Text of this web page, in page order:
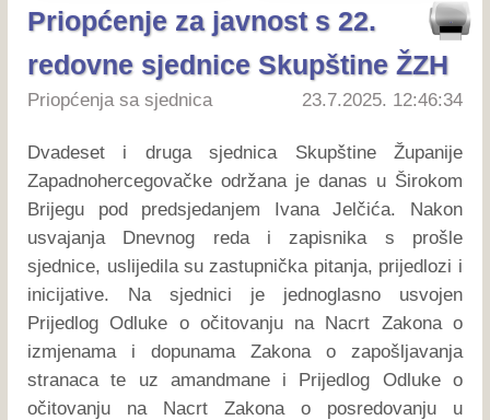
Priopćenje za javnost s 22.
redovne sjednice Skupštine ŽZH
Priopćenja sa sjednica 23.7.2025. 12:46:34
Dvadeset i druga sjednica Skupštine Županije
Zapadnohercegovačke održana je danas u Širokom
Brijegu pod predsjedanjem Ivana Jelčića. Nakon
usvajanja Dnevnog reda i zapisnika s prošle
sjednice, uslijedila su zastupnička pitanja, prijedlozi i
inicijative. Na sjednici je jednoglasno usvojen
Prijedlog Odluke o očitovanju na Nacrt Zakona o
izmjenama i dopunama Zakona o zapošljavanja
stranaca te uz amandmane i Prijedlog Odluke o
očitovanju na Nacrt Zakona o posredovanju u